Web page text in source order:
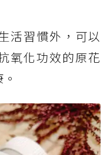
活習慣外，可以
氧化功效的原花